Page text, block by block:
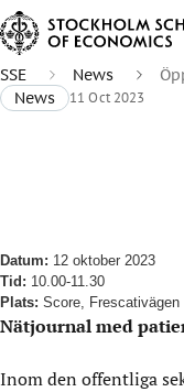
SSE News
News
11 Oct 2023
Datum: 12 oktober 2023
Tid: 10.00-11.30
Plats: Score,
Nätjournal med
Inom den offentliga